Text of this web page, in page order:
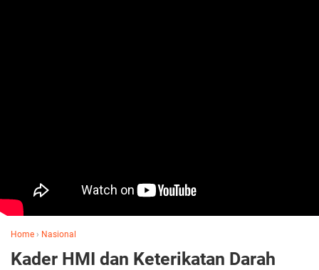
Home › Nasional
Kader HMI dan Keterikatan Darah